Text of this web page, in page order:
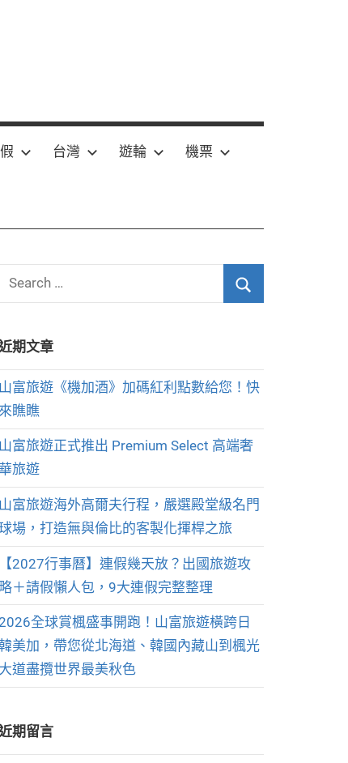
台灣 遊輪 機票
Search
期文章
山富旅遊《機加酒》加碼紅利點數給您！快
來瞧瞧
山富旅遊正式推出 Premium Select 高端奢
旅遊
山富旅遊海外高爾夫行程，嚴選殿堂級名門
場，打造無與倫比的客製化揮桿之旅
【2027行事曆】連假幾天放？出國旅遊攻
略＋請假懶人包，9大連假完整整理
全球賞楓盛事開跑！山富旅遊橫跨日
美加，帶您從北海道、韓國內藏山到楓光
大道盡攬世界最美秋色
期留言